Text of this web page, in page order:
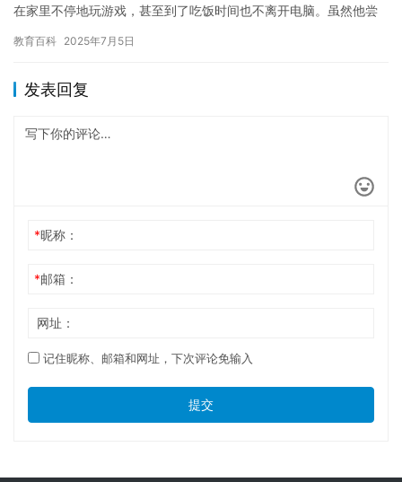
在家里不停地玩游戏，甚至到了吃饭时间也不离开电脑。虽然他尝
很…
教育百科 2025年7月5日
发表回复
*昵称：
*邮箱：
网址：
记住昵称、邮箱和网址，下次评论免输入
提交